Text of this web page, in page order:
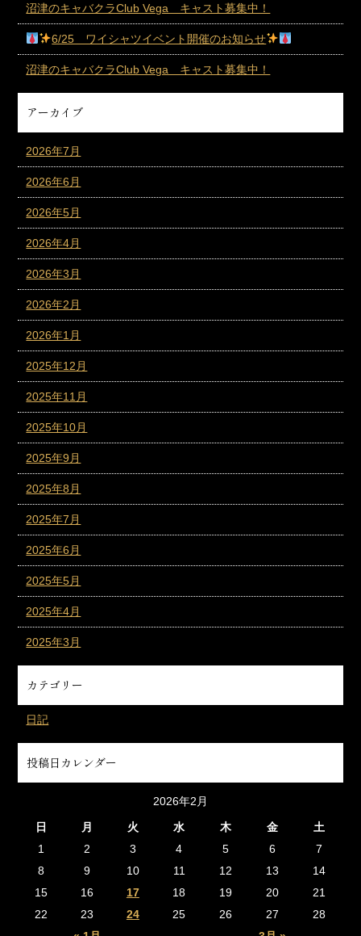
沼津のキャバクラClub Vega キャスト募集中！
6/25 ワイシャツイベント開催のお知らせ
沼津のキャバクラClub Vega キャスト募集中！
アーカイブ
2026年7月
2026年6月
2026年5月
2026年4月
2026年3月
2026年2月
2026年1月
2025年12月
2025年11月
2025年10月
2025年9月
2025年8月
2025年7月
2025年6月
2025年5月
2025年4月
2025年3月
カテゴリー
日記
投稿日カレンダー
2026年2月
日
月 火 水 木 金 土
1 2 3 4 5 6
7
8
9 10 11 12 13
14
15
16 17 18 19 20
21
22
23 24 25 26 27 28